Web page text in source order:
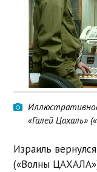
Иллюстративное
«Галей Цахаль»
Израиль
(«Волны